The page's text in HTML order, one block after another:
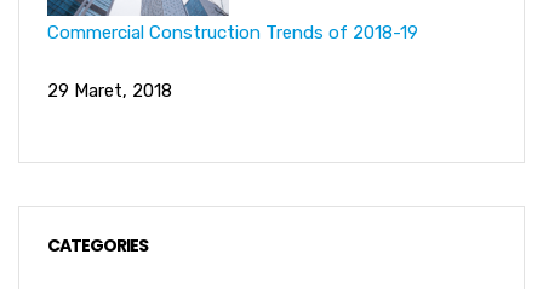
Commercial Construction Trends of 2018-19
29 Maret, 2018
CATEGORIES